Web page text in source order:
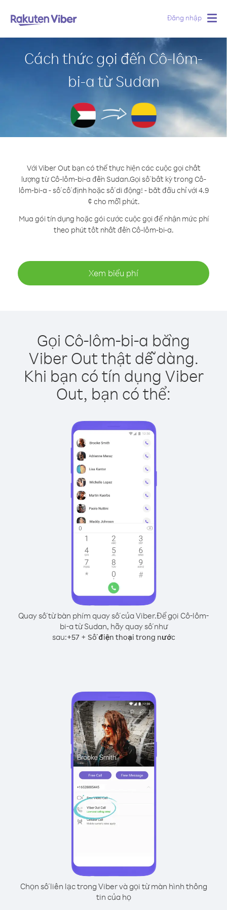
Đăng nhập
Cách thức gọi đến Cô-lôm-
bi-a từ Sudan
Với Viber Out bạn có thể thực hiện các cuộc gọi chất
lượng từ Cô-lôm-bi-a đến Sudan.Gọi số bất kỳ trong Cô-
lôm-bi-a - số cố định hoặc số di động! - bắt đầu chỉ với 4.9
¢ cho mỗi phút.
Mua gói tín dụng hoặc gói cước cuộc gọi để nhận mức phí
theo phút tốt nhất đến Cô-lôm-bi-a.
Xem biểu phí
Gọi Cô-lôm-bi-a bằng
Viber Out thật dễ dàng.
Khi bạn có tín dụng Viber
Out, bạn có thể:
Quay số từ bàn phím quay số của Viber.Để gọi Cô-lôm-
bi-a từ Sudan, hãy quay số như
sau:+57+ Số điện thoại trong nước
Chọn số liên lạc trong Viber và gọi từ màn hình thông
tin của họ